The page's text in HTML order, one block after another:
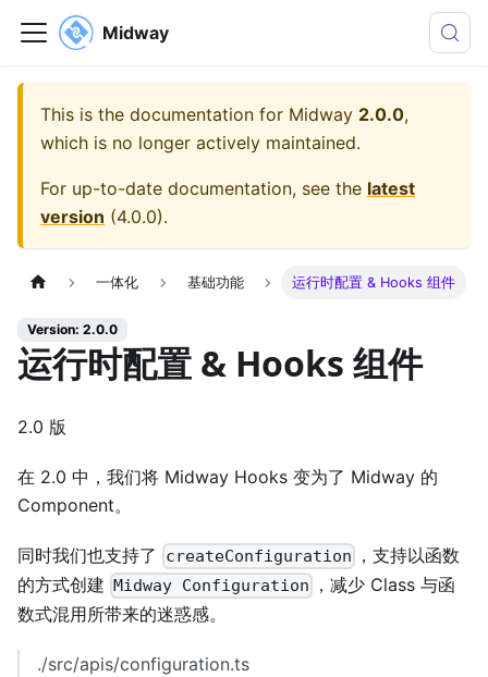
Midway
This is the documentation for Midway 2.0.0,
which is no longer actively maintained.
For up-to-date documentation, see the latest
version (4.0.0).
一体化 基础功能 运行时配置 & Hooks 组件
Version: 2.0.0
运行时配置 & Hooks 组件
2.0 版
在 2.0 中，我们将 Midway Hooks 变为了 Midway 的
Component。
同时我们也支持了 createConfiguration
，支持以函数
的方式创建 Midway Configuration
，减少 Class 与函
数式混用所带来的迷惑感。
./src/apis/configuration.ts